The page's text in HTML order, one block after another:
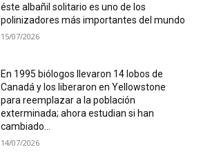
éste albañil solitario es uno de los
polinizadores más importantes del mundo
15/07/2026
En 1995 biólogos llevaron 14 lobos de
Canadá y los liberaron en Yellowstone
para reemplazar a la población
exterminada; ahora estudian si han
cambiado...
14/07/2026